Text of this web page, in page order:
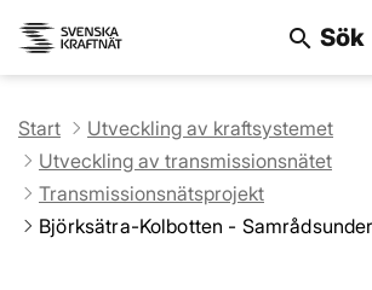
search Sök
Start
Utveckling av kraftsystemet
Utveckling av transmissionsnätet
Transmissionsnätsprojekt
Björksätra-Kolbotten -